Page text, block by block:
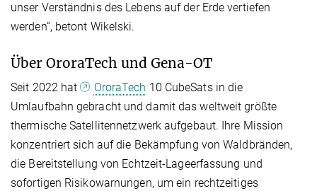
unser Verständnis des Lebens auf der Erde vertiefen
werden“, betont Wikelski.
Über OroraTech und Gena-OT
Seit 2022 hat OroraTech 10 CubeSats in die
Umlaufbahn gebracht und damit das weltweit größte
thermische Satellitennetzwerk aufgebaut. Ihre Mission
konzentriert sich auf die Bekämpfung von Waldbränden,
die Bereitstellung von Echtzeit-Lageerfassung und
sofortigen Risikowarnungen, um ein rechtzeitiges